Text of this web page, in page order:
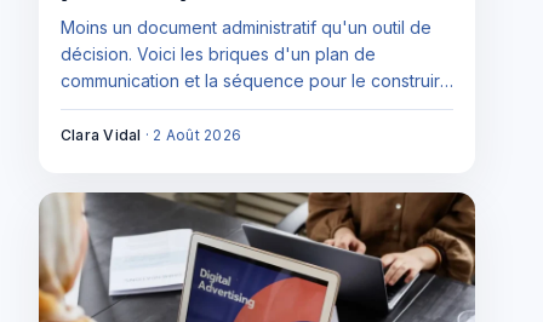
Moins un document administratif qu'un outil de
décision. Voici les briques d'un plan de
communication et la séquence pour le construire
vous-même, sans agence et sans vous
disperser.
Clara Vidal · 2 Août 2026